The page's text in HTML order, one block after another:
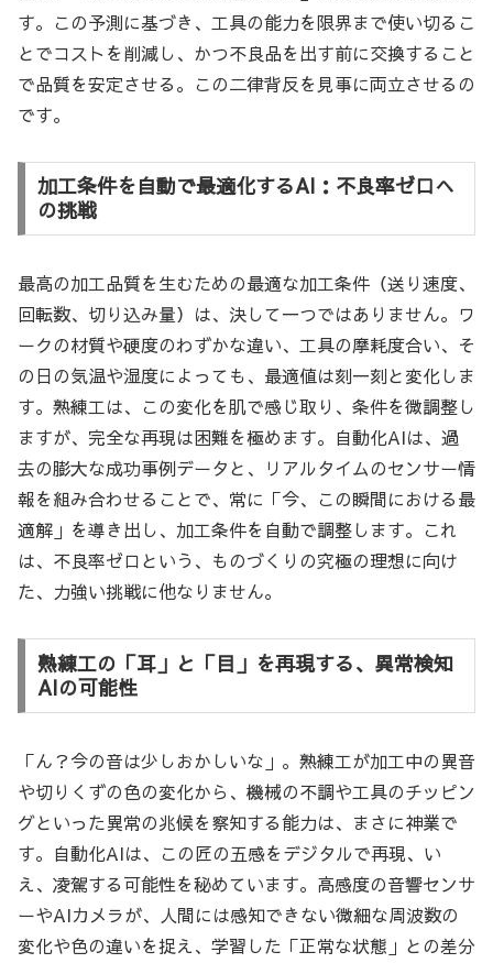
す。この予測に基づき、工具の能力を限界まで使い切るこ
とでコストを削減し、かつ不良品を出す前に交換すること
で品質を安定させる。この二律背反を見事に両立させるの
です。
加工条件を自動で最適化するAI：不良率ゼロへ
の挑戦
最高の加工品質を生むための最適な加工条件（送り速度、
回転数、切り込み量）は、決して一つではありません。ワ
ークの材質や硬度のわずかな違い、工具の摩耗度合い、そ
の日の気温や湿度によっても、最適値は刻一刻と変化しま
す。熟練工は、この変化を肌で感じ取り、条件を微調整し
ますが、完全な再現は困難を極めます。自動化AIは、過
去の膨大な成功事例データと、リアルタイムのセンサー情
報を組み合わせることで、常に「今、この瞬間における最
適解」を導き出し、加工条件を自動で調整します。これ
は、不良率ゼロという、ものづくりの究極の理想に向け
た、力強い挑戦に他なりません。
熟練工の「耳」と「目」を再現する、異常検知
AIの可能性
「ん？今の音は少しおかしいな」。熟練工が加工中の異音
や切りくずの色の変化から、機械の不調や工具のチッピン
グといった異常の兆候を察知する能力は、まさに神業で
す。自動化AIは、この匠の五感をデジタルで再現、い
え、凌駕する可能性を秘めています。高感度の音響センサ
ーやAIカメラが、人間には感知できない微細な周波数の
変化や色の違いを捉え、学習した「正常な状態」との差分